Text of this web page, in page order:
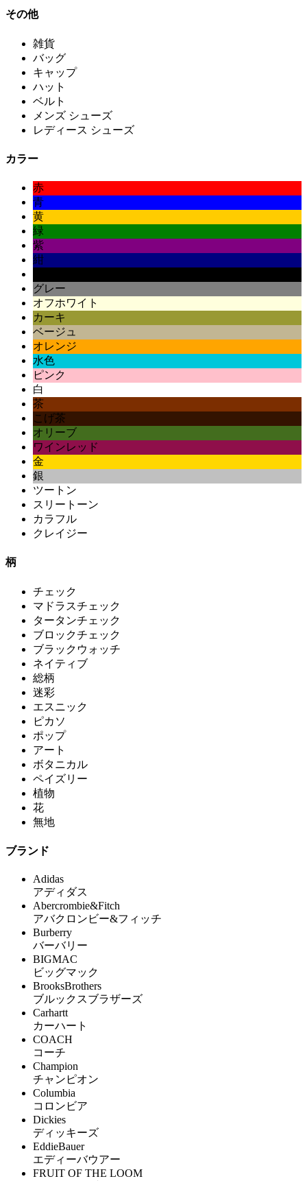
その他
雑貨
バッグ
キャップ
ハット
ベルト
メンズ シューズ
レディース シューズ
カラー
赤
青
黄
緑
紫
紺
グレー
オフホワイト
カーキ
ベージュ
オレンジ
水色
ピンク
白
茶
こげ茶
オリーブ
ワインレッド
金
銀
ツートン
スリートーン
カラフル
クレイジー
柄
チェック
マドラスチェック
タータンチェック
ブロックチェック
ブラックウォッチ
ネイティブ
総柄
迷彩
エスニック
ピカソ
ポップ
アート
ボタニカル
ペイズリー
植物
花
無地
ブランド
Adidas
アディダス
Abercrombie&Fitch
アバクロンビー&フィッチ
Burberry
バーバリー
BIGMAC
ビッグマック
BrooksBrothers
ブルックスブラザーズ
Carhartt
カーハート
COACH
コーチ
Champion
チャンピオン
Columbia
コロンビア
Dickies
ディッキーズ
EddieBauer
エディーバウアー
FRUIT OF THE LOOM